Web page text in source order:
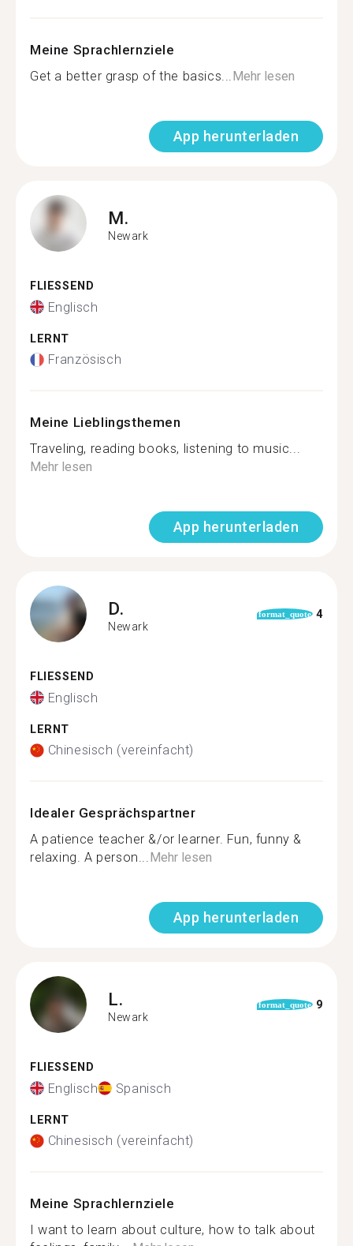
Meine Sprachlernziele
Get a better grasp of the basics...Mehr lesen
App herunterladen
M.
Newark
FLIESSEND
Englisch
LERNT
Französisch
Meine Lieblingsthemen
Traveling, reading books, listening to music...
Mehr lesen
App herunterladen
D.
Newark
format_quote 4
FLIESSEND
Englisch
LERNT
Chinesisch (vereinfacht)
Idealer Gesprächspartner
A patience teacher &/or learner. Fun, funny &
relaxing. A person...Mehr lesen
App herunterladen
L.
Newark
format_quote 9
FLIESSEND
Englisch Spanisch
LERNT
Chinesisch (vereinfacht)
Meine Sprachlernziele
I want to learn about culture, how to talk about